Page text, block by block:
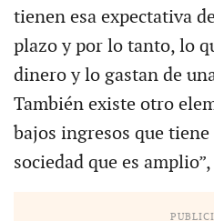
tienen esa expectativa
plazo y por lo tanto, lo
dinero y lo gastan de
También existe otro
bajos ingresos que
sociedad que es